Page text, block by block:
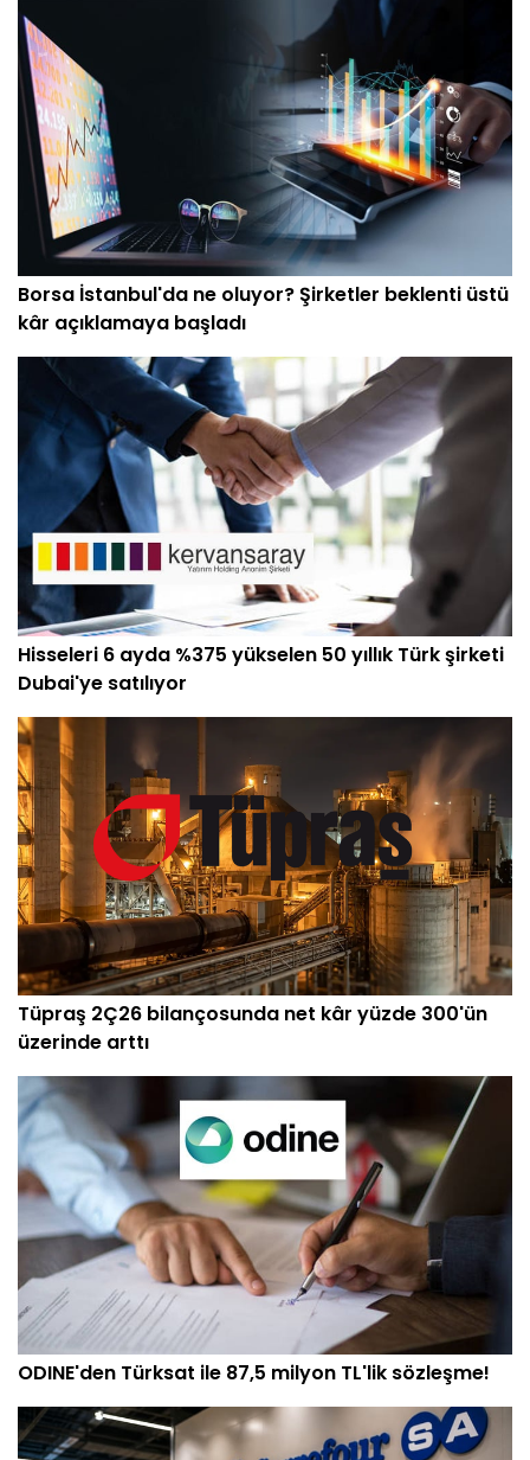
Borsa İstanbul'da ne oluyor? Şirketler beklenti üstü
kâr açıklamaya başladı
Hisseleri 6 ayda %375 yükselen 50 yıllık Türk şirketi
Dubai'ye satılıyor
Tüpraş 2Ç26 bilançosunda net kâr yüzde 300'ün
üzerinde arttı
ODINE'den Türksat ile 87,5 milyon TL'lik sözleşme!